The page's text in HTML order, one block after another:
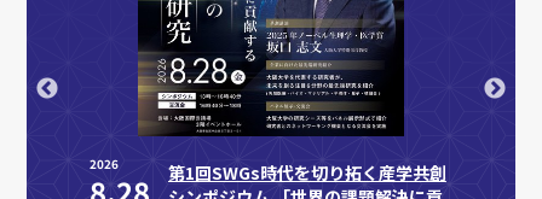
2026
第1回SWGs時代を切り拓く産学共創